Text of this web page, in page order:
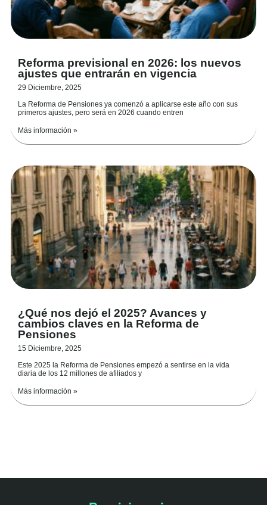
Reforma previsional en 2026: los nuevos
ajustes que entrarán en vigencia
29 Diciembre, 2025
La Reforma de Pensiones ya comenzó a aplicarse este año con sus
primeros ajustes, pero será en 2026 cuando entren
Más información »
¿Qué nos dejó el 2025? Avances y
cambios claves en la Reforma de
Pensiones
15 Diciembre, 2025
Este 2025 la Reforma de Pensiones empezó a sentirse en la vida
diaria de los 12 millones de afiliados y
Más información »